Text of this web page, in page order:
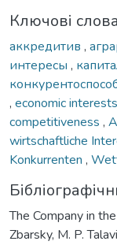
Ключові слова
аккредитив ,
интересы ,
, economic interests
competitiveness ,
wirtschaftliche
Konkurrenten ,
The Company in
Zbarsky, M. P.